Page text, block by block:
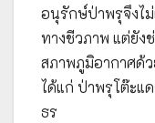
อนุรักษ์ป่าพรุจึงไ
ทางชีวภาพ แต่ยัง
สภาพภูมิอากาศด้
ได้แก่ ป่าพรุโต๊ะแ
ธร